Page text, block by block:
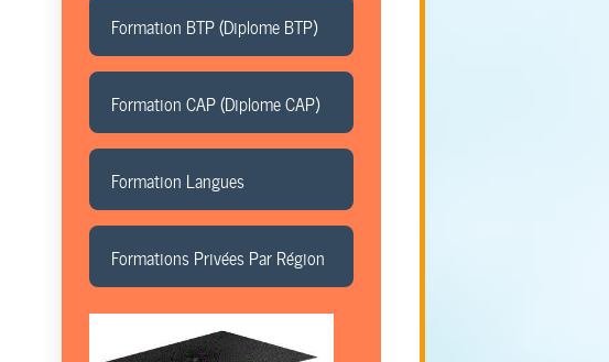
Formation BTP (Diplome BTP)
Formation CAP (Diplome CAP)
Formation Langues
Formations Privées Par Région